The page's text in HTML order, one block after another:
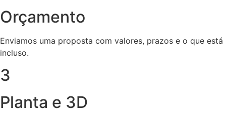
Orçamento
Enviamos uma proposta com valores, prazos e o que está
incluso.
3
Planta e 3D